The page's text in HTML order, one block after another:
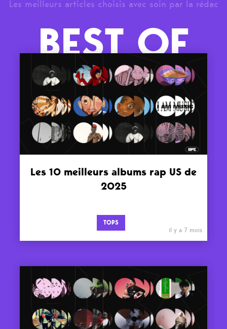
Les meilleurs articles choisis avec soin par la rédac
BEST OF
Les 10 meilleurs albums rap US de
2025
TOPS
il y a 7 mois